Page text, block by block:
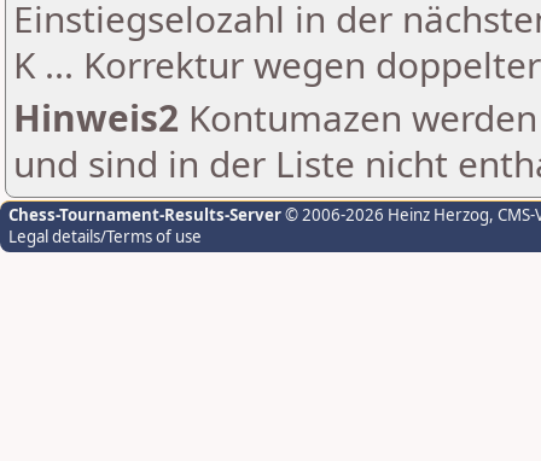
Einstiegselozahl in der
K ... Korrektur wegen
Hinweis2 Kontumazen
und sind in der Liste nicht
Chess-Tournament-Results-Server© 2006-2026 Heinz Herzog,
Legal details/Terms of use